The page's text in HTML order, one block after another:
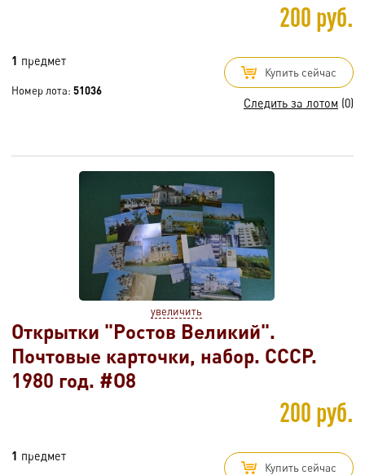
200 руб.
1 предмет
Номер лота: 51036
Купить сейчас
Следить за лотом (0)
увеличить
Открытки "Ростов Великий".
Почтовые карточки, набор. СССР.
1980 год. #O8
200 руб.
1 предмет
Купить сейчас